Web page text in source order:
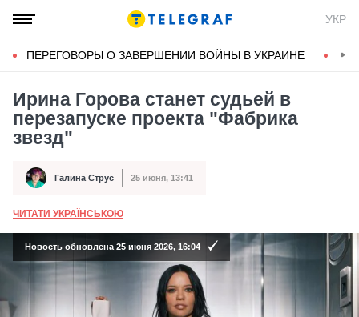
УКР
ПЕРЕГОВОРЫ О ЗАВЕРШЕНИИ ВОЙНЫ В УКРАИНЕ
Ирина Горова станет судьей в
перезапуске проекта "Фабрика
звезд"
Автор Галина Струс
Дата публикации 25 июня, 13:41
ЧИТАТИ УКРАЇНСЬКОЮ
Новость обновлена 25 июня 2026, 16:04